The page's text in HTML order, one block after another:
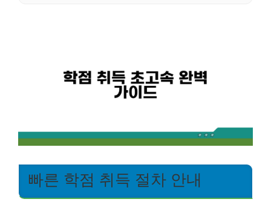
빠른 학점 취득 절차 안내